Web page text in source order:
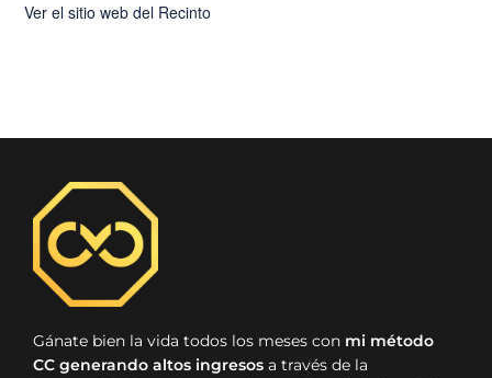
Ver el sitio web del Recinto
Gánate bien la vida todos los meses con mi método
CC generando altos ingresos a través de la